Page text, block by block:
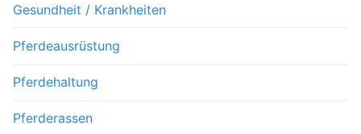
Gesundheit / Krankheiten
Pferdeausrüstung
Pferdehaltung
Pferderassen